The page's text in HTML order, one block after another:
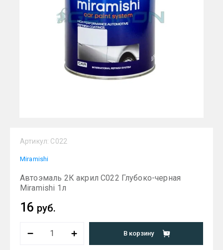
Артикул: C022
Miramishi
Автоэмаль 2К акрил C022 Глубоко-черная
Miramishi 1л
16 руб.
В корзину